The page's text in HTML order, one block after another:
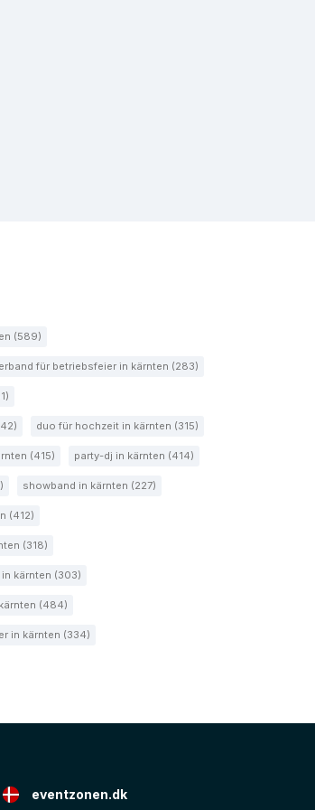
(589)
für betriebsfeier in kärnten (283)
duo für hochzeit in kärnten (315)
(415) party-dj in kärnten (414)
showband in kärnten (227)
(412)
(318)
kärnten (303)
(484)
in kärnten (334)
eventzonen.dk